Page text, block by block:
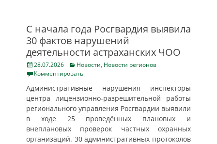
С начала года Росгвардия выявила
30 фактов нарушений
деятельности астраханских ЧОО
Posted
on
28.07.2026 Categories
Новости, Новости регионов
Комментировать
Административные нарушения инспекторы
центра лицензионно-разрешительной работы
регионального управления Росгвардии выявили
в ходе 25 проведённых плановых и
внеплановых проверок частных охранных
организаций. 30 административных протоколов